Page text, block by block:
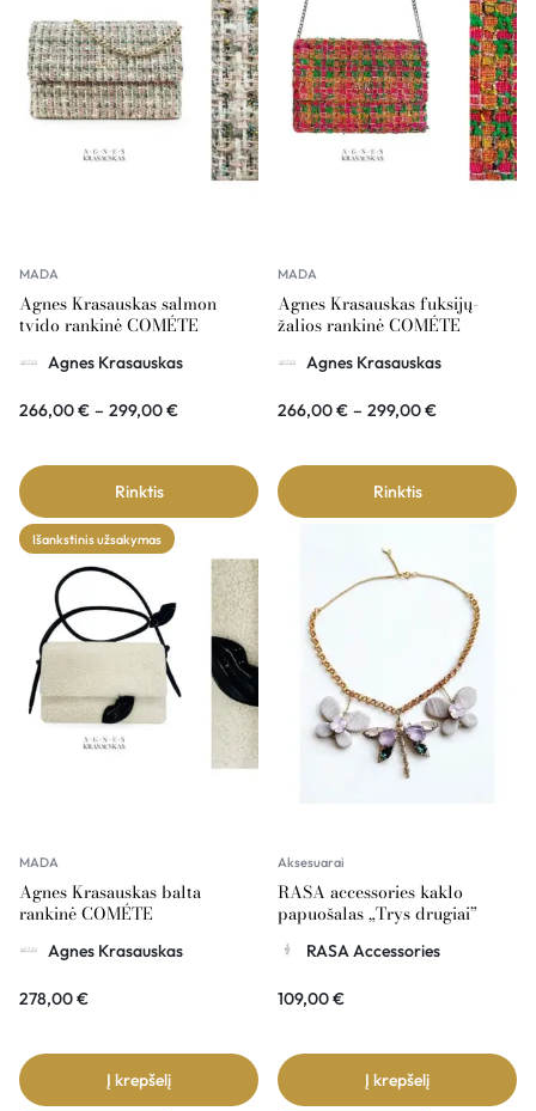
MADA
Agnes Krasauskas salmon
tvido rankinė COMÉTE
Agnes Krasauskas
266,00€ – 299,00€
Rinktis
MADA
Agnes Krasauskas fuksijų-
žalios rankinė COMÉTE
Agnes Krasauskas
266,00€ – 299,00€
Rinktis
Išankstinis užsakymas
MADA
Agnes Krasauskas balta
rankinė COMÉTE
Agnes Krasauskas
278,00€
Į krepšelį
Aksesuarai
RASA accessories kaklo
papuošalas „Trys drugiai”
RASA Accessories
109,00€
Į krepšelį